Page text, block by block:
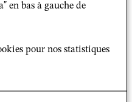
de Paris décerne, depuis
de l’écrivain « la
par un étudiant
en bas à gauche de
pour nos statistiques